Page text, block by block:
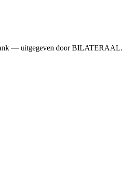
— uitgegeven door BILATERAAL.